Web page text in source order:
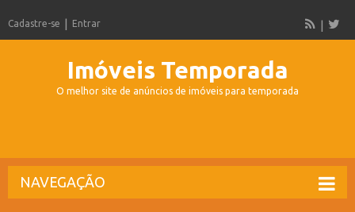
Cadastre-se Entrar
Imóveis Temporada
O melhor site de anúncios de imóveis para temporada
NAVEGAÇÃO